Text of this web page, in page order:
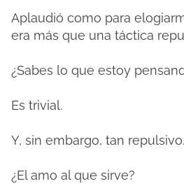
Aplaudió como para
era más que una táctica
¿Sabes lo que estoy
Es trivial.
Y, sin embargo, tan repulsivo.
¿El amo al que sirve?